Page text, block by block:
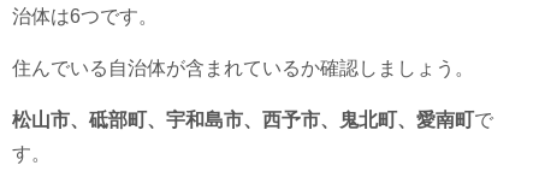
治体は6つです。
住んでいる自治体が含まれているか確認しましょう。
松山市、砥部町、宇和島市、西予市、鬼北町、愛南町で
す。